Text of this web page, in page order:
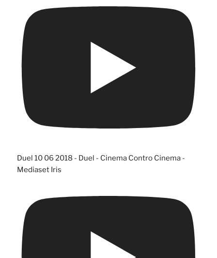
Duel 10 06 2018 - Duel - Cinema Contro Cinema -
Mediaset Iris